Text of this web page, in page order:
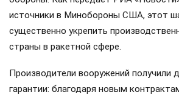
источники в Минобороны США, этот
существенно укрепить
страны в ракетной сфере.
Производители вооружений получили
гарантии: благодаря новым